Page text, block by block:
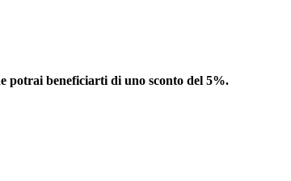
potrai beneficiarti di uno sconto del 5%.